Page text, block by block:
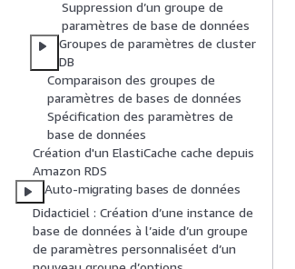
Suppression d’un groupe de
paramètres de base de données
Groupes de paramètres de cluster
DB
Comparaison des groupes de
paramètres de bases de données
Spécification des paramètres de
base de données
Création d'un ElastiCache cache depuis
Amazon RDS
Auto-migrating bases de données
Didacticiel : Création d’une instance de
base de données à l’aide d’un groupe
de paramètres personnaliséet d’un